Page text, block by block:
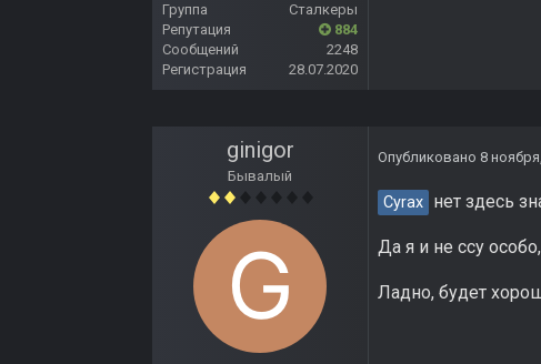
Группа
Сталкеры
Репутация
884
Сообщений
2248
Регистрация
28.07.2020
ginigor
Бывалый
Опубликовано 8
Cyrax нет здесь
Да я и не ссу
Ладно, будет